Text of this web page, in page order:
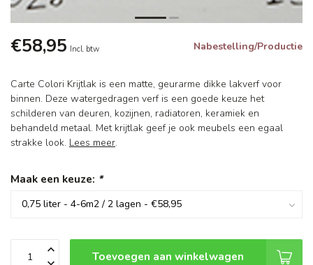
€58,95 Incl. btw Nabestelling/Productie
Carte Colori Krijtlak is een matte, geurarme dikke lakverf voor
binnen. Deze watergedragen verf is een goede keuze het
schilderen van deuren, kozijnen, radiatoren, keramiek en
behandeld metaal. Met krijtlak geef je ook meubels een egaal
strakke look. Lees meer.
Maak een keuze: *
Toevoegen aan winkelwagen